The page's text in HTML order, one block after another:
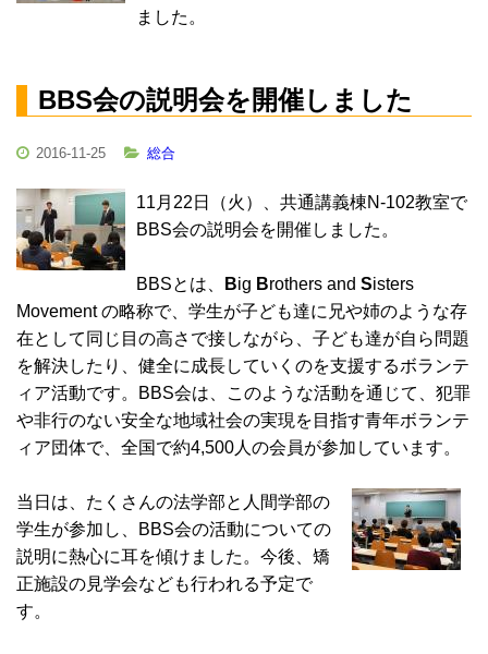
ました。
BBS会の説明会を開催しました
2016-11-25 総合
11月22日（火）、共通講義棟N-102教室で
BBS会の説明会を開催しました。
BBSとは、 Big Brothers and Sisters
Movement の略称で、学生が子ども達に兄や姉のような存
在として同じ目の高さで接しながら、子ども達が自ら問題
を解決したり、健全に成長していくのを支援するボランテ
ィア活動です。BBS会は、このような活動を通じて、犯罪
や非行のない安全な地域社会の実現を目指す青年ボランテ
ィア団体で、全国で約4,500人の会員が参加しています。
当日は、たくさんの法学部と人間学部の
学生が参加し、BBS会の活動についての
説明に熱心に耳を傾けました。今後、矯
正施設の見学会なども行われる予定で
す。